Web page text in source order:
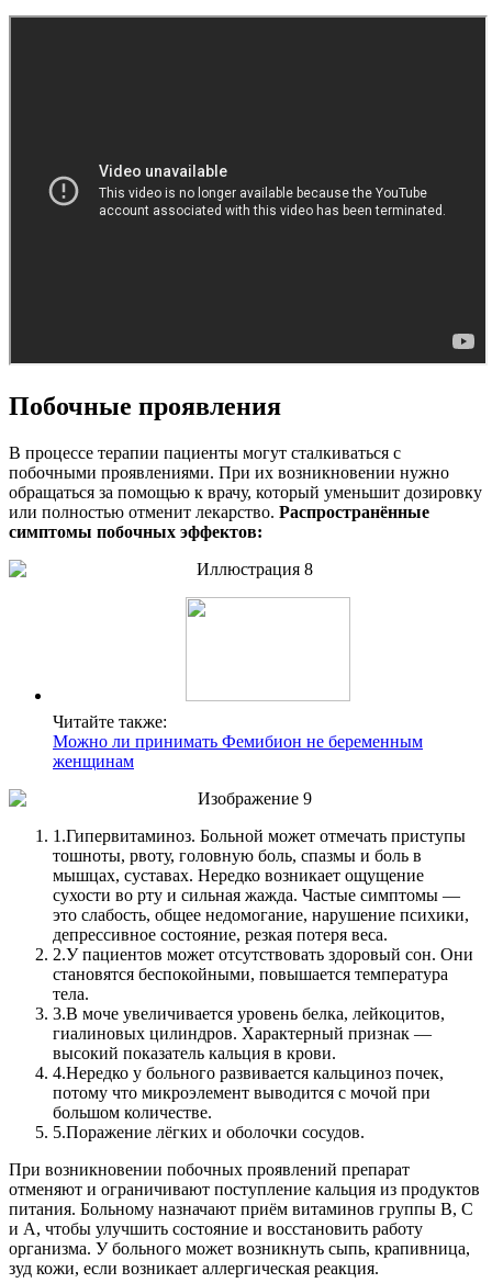
Побочные проявления
В процессе терапии пациенты могут сталкиваться с
побочными проявлениями. При их возникновении нужно
обращаться за помощью к врачу, который уменьшит дозировку
или полностью отменит лекарство. Распространённые
симптомы побочных эффектов:
Читайте также:
Можно ли принимать Фемибион не беременным
женщинам
1.Гипервитаминоз. Больной может отмечать приступы
тошноты, рвоту, головную боль, спазмы и боль в
мышцах, суставах. Нередко возникает ощущение
сухости во рту и сильная жажда. Частые симптомы —
это слабость, общее недомогание, нарушение психики,
депрессивное состояние, резкая потеря веса.
2.У пациентов может отсутствовать здоровый сон. Они
становятся беспокойными, повышается температура
тела.
3.В моче увеличивается уровень белка, лейкоцитов,
гиалиновых цилиндров. Характерный признак —
высокий показатель кальция в крови.
4.Нередко у больного развивается кальциноз почек,
потому что микроэлемент выводится с мочой при
большом количестве.
5.Поражение лёгких и оболочки сосудов.
При возникновении побочных проявлений препарат
отменяют и ограничивают поступление кальция из продуктов
питания. Больному назначают приём витаминов группы В, С
и А, чтобы улучшить состояние и восстановить работу
организма. У больного может возникнуть сыпь, крапивница,
зуд кожи, если возникает аллергическая реакция.